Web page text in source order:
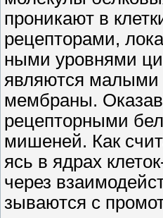
проникают в
рецепторами,
ными уровнями
являются малыми
мембраны.
рецепторными
мишеней. Как
ясь в ядрах
через
зываются с